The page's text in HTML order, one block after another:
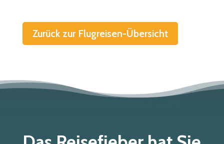
Zurück zur Flugreisen-Übersicht